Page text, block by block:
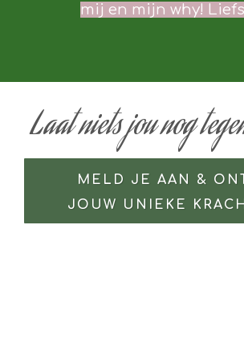
mij en mijn why!
Laat niets jou nog
MELD JE AAN &
JOUW UNIEKE